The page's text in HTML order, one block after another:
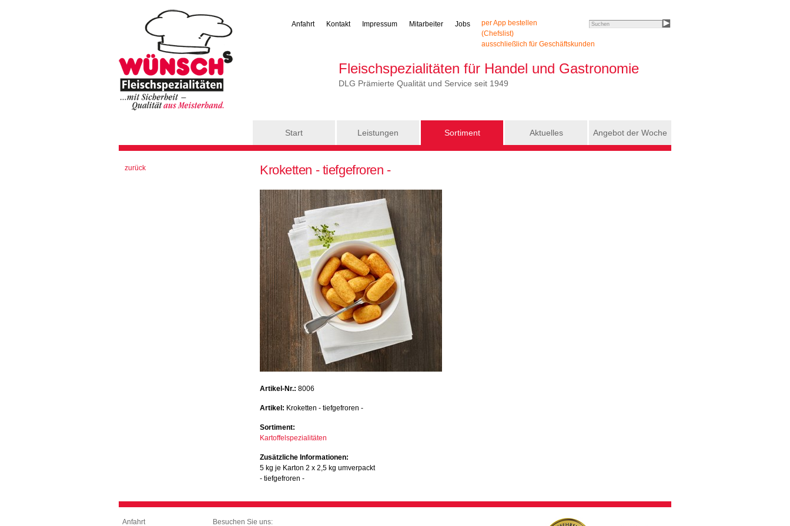
per App bestellen
(Chefslist)
ausschließlich für Geschäftskunden
Anfahrt Kontakt Impressum Mitarbeiter Jobs Search this site
Fleischspezialitäten für Handel und Gastronomie
DLG Prämierte Qualität und Service seit 1949
Start Leistungen Sortiment Aktuelles Angebot der Woche
zurück Kroketten - tiefgefroren -
Artikel-Nr.: 8006
Artikel: Kroketten - tiefgefroren -
Sortiment:
Kartoffelspezialitäten
Zusätzliche Informationen:
5 kg je Karton 2 x 2,5 kg umverpackt
- tiefgefroren -
Anfahrt Besuchen Sie uns: